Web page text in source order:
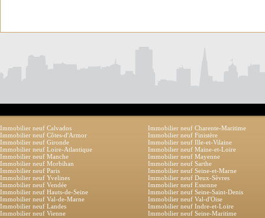
Immobilier neuf Calvados
Immobilier neuf Charente-Maritime
Immobilier neuf Côtes-d'Armor
Immobilier neuf Finistère
Immobilier neuf Gironde
Immobilier neuf Ille-et-Vilaine
Immobilier neuf Loire-Atlantique
Immobilier neuf Maine-et-Loire
Immobilier neuf Manche
Immobilier neuf Mayenne
Immobilier neuf Morbihan
Immobilier neuf Sarthe
Immobilier neuf Paris
Immobilier neuf Seine-et-Marne
Immobilier neuf Yvelines
Immobilier neuf Deux-Sèvres
Immobilier neuf Vendée
Immobilier neuf Essonne
Immobilier neuf Hauts-de-Seine
Immobilier neuf Seine-Saint-Denis
Immobilier neuf Val-de-Marne
Immobilier neuf Val-d'Oise
Immobilier neuf Landes
Immobilier neuf Indre-et-Loire
Immobilier neuf Vienne
Immobilier neuf Seine-Maritime